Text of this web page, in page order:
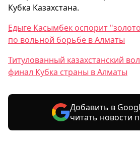
Кубка Казахстана.
Едыге Касымбек оспорит
по вольной борьбе в Алматы
Титулованный казахстанский
финал Кубка страны в Алматы
Добавить в
читать новости